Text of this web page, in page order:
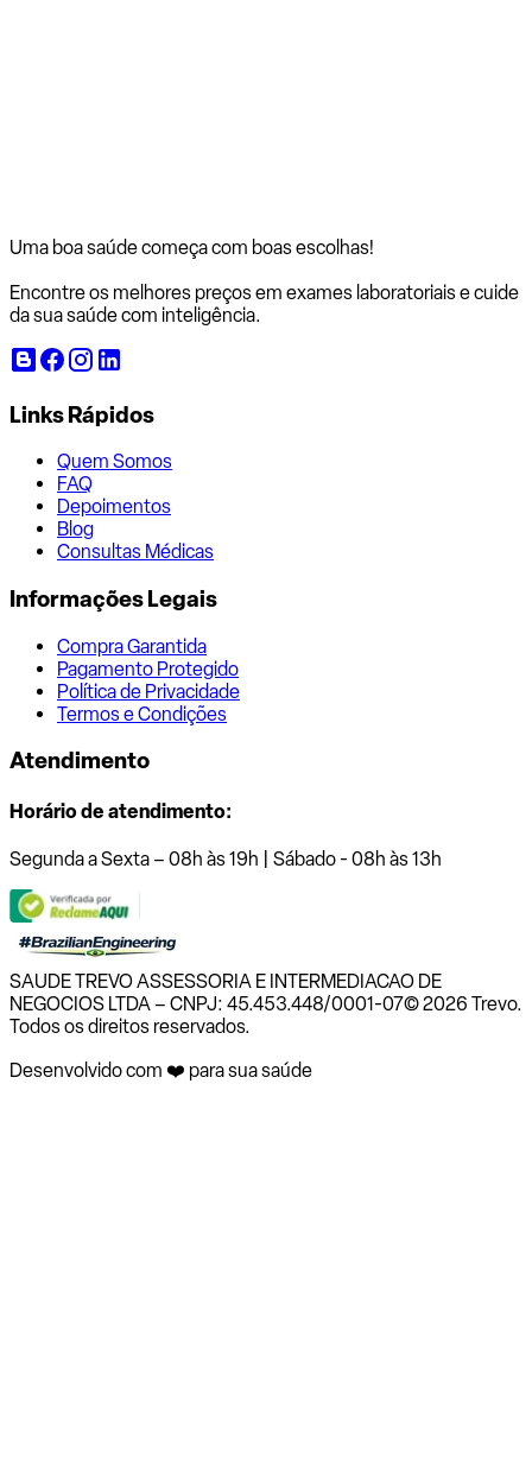
Uma boa saúde começa com boas escolhas!
Encontre os melhores preços em exames laboratoriais e cuide
da sua saúde com inteligência.
Links Rápidos
Quem Somos
FAQ
Depoimentos
Blog
Consultas Médicas
Informações Legais
Compra Garantida
Pagamento Protegido
Política de Privacidade
Termos e Condições
Atendimento
Horário de atendimento:
Segunda a Sexta – 08h às 19h | Sábado - 08h às 13h
SAUDE TREVO ASSESSORIA E INTERMEDIACAO DE
NEGOCIOS LTDA – CNPJ: 45.453.448/0001-07© 2026 Trevo.
Todos os direitos reservados.
Desenvolvido com ❤️ para sua saúde